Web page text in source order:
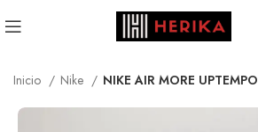
Inicio Nike NIKE AIR MORE UPTEMPO